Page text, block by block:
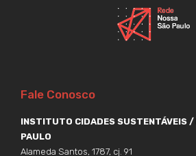
Fale Conosco
INSTITUTO CIDADES SUSTENTÁVEIS /
PAULO
Alameda Santos, 1787, cj. 91